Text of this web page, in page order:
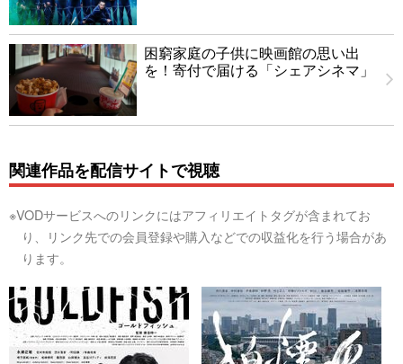
困窮家庭の子供に映画館の思い出
を！寄付で届ける「シェアシネマ」
関連作品を配信サイトで視聴
※VODサービスへのリンクにはアフィリエイトタグが含まれてお
り、リンク先での会員登録や購入などでの収益化を行う場合があ
ります。